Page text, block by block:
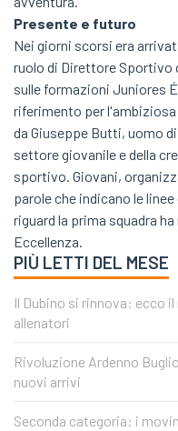
Presente e futuro
Nei giorni scorsi era
ruolo di Direttore Sportivo
sulle formazioni Juniores
riferimento per
da Giuseppe Butti, uomo
settore giovanile e della
sportivo. Giovani,
parole che indicano le
riguard la prima squadra
Eccellenza.
PIÙ LETTI DEL MESE
Il Dubino si rinnova: ecco
allenatori
Rivoluzione Ardenno
nuovi arrivi
Seconda categoria: i